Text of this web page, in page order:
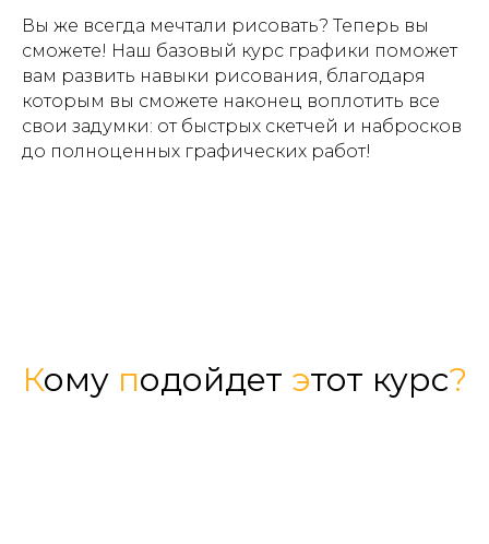
Вы же всегда мечтали рисовать? Теперь вы
сможете! Наш базовый курс графики поможет
вам развить навыки рисования, благодаря
которым вы сможете наконец воплотить все
свои задумки: от быстрых скетчей и набросков
до полноценных графических работ!
Кому подойдет этот курс?